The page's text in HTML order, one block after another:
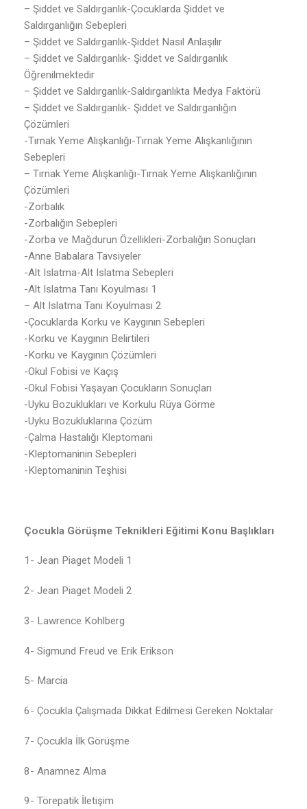
– Şiddet ve Saldırganlık-Çocuklarda Şiddet ve
Saldırganlığın Sebepleri
– Şiddet ve Saldırganlık-Şiddet Nasıl Anlaşılır
– Şiddet ve Saldırganlık- Şiddet ve Saldırganlık
Öğrenilmektedir
– Şiddet ve Saldırganlık-Saldırganlıkta Medya Faktörü
– Şiddet ve Saldırganlık- Şiddet ve Saldırganlığın
Çözümleri
-Tırnak Yeme Alışkanlığı-Tırnak Yeme Alışkanlığının
Sebepleri
– Tırnak Yeme Alışkanlığı-Tırnak Yeme Alışkanlığının
Çözümleri
-Zorbalık
-Zorbalığın Sebepleri
-Zorba ve Mağdurun Özellikleri-Zorbalığın Sonuçları
-Anne Babalara Tavsiyeler
-Alt Islatma-Alt Islatma Sebepleri
-Alt Islatma Tanı Koyulması 1
– Alt Islatma Tanı Koyulması 2
-Çocuklarda Korku ve Kaygının Sebepleri
-Korku ve Kaygının Belirtileri
-Korku ve Kaygının Çözümleri
-Okul Fobisi ve Kaçış
-Okul Fobisi Yaşayan Çocukların Sonuçları
-Uyku Bozuklukları ve Korkulu Rüya Görme
-Uyku Bozukluklarına Çözüm
-Çalma Hastalığı Kleptomani
-Kleptomaninin Sebepleri
-Kleptomaninin Teşhisi
Çocukla Görüşme Teknikleri Eğitimi Konu Başlıkları
1- Jean Piaget Modeli 1
2- Jean Piaget Modeli 2
3- Lawrence Kohlberg
4- Sigmund Freud ve Erik Erikson
5- Marcia
6- Çocukla Çalışmada Dikkat Edilmesi Gereken Noktalar
7- Çocukla İlk Görüşme
8- Anamnez Alma
9- Törepatik İletişim